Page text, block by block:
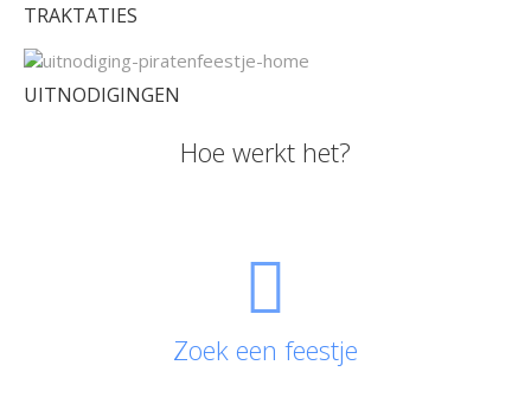
TRAKTATIES
UITNODIGINGEN
Hoe werkt het?
Zoek een feestje